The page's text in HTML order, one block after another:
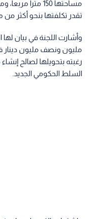
مساحتها 150
تقدر تكلفتها بنحو أكثر من
وأشارت اللجنة في بيان لها
مليون ونصف مليون دينار
رغبته بتحويلها لصالح
السلط الحكومي الجديد.